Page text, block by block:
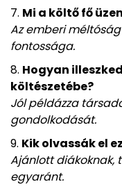
Mi a költő fő
Az emberi
fontossága.
Hogyan
költészetébe?
Jól példázza
gondolkodását.
Kik olvassák el
Ajánlott diákoknak,
egyaránt.